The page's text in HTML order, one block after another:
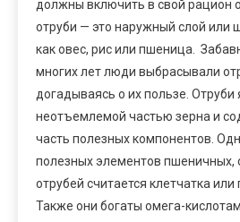
должны включить в свой рацион
отруби — это наружный слой или
как овес, рис или пшеница.
многих лет люди выбрасывали
догадываясь о их пользе. Отруби
неотъемлемой частью зерна и
часть полезных компонентов.
полезных элементов пшеничных,
отрубей считается клетчатка
Также они богаты омега-